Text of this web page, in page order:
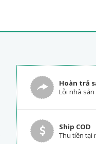
Hoàn trả
Lỗi nhà
Ship COD
Thu tiền tại